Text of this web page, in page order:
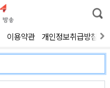
통
합
색
이용약관 개인정보취급방침